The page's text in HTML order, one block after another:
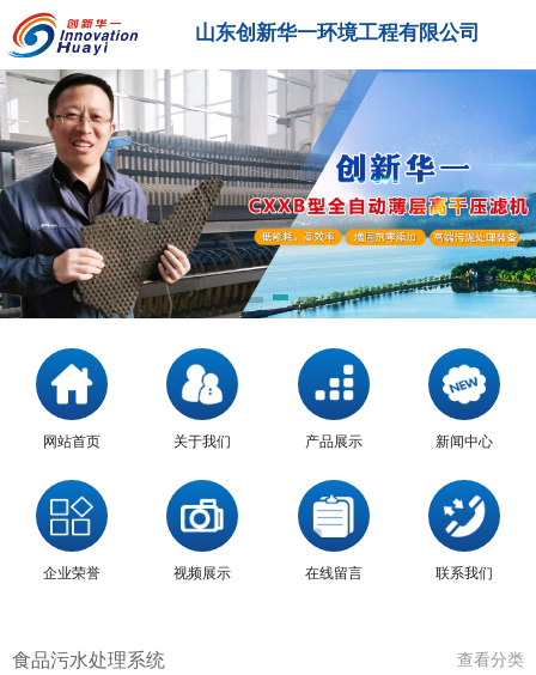
山东创新华一环境工程有限公司
网站首页 关于我们 产品展示 新闻中心
企业荣誉 视频展示 在线留言 联系我们
食品污水处理系统 查看分类